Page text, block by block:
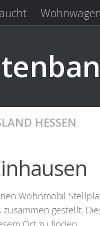
HESSEN
Wohnmobil
gestellt.